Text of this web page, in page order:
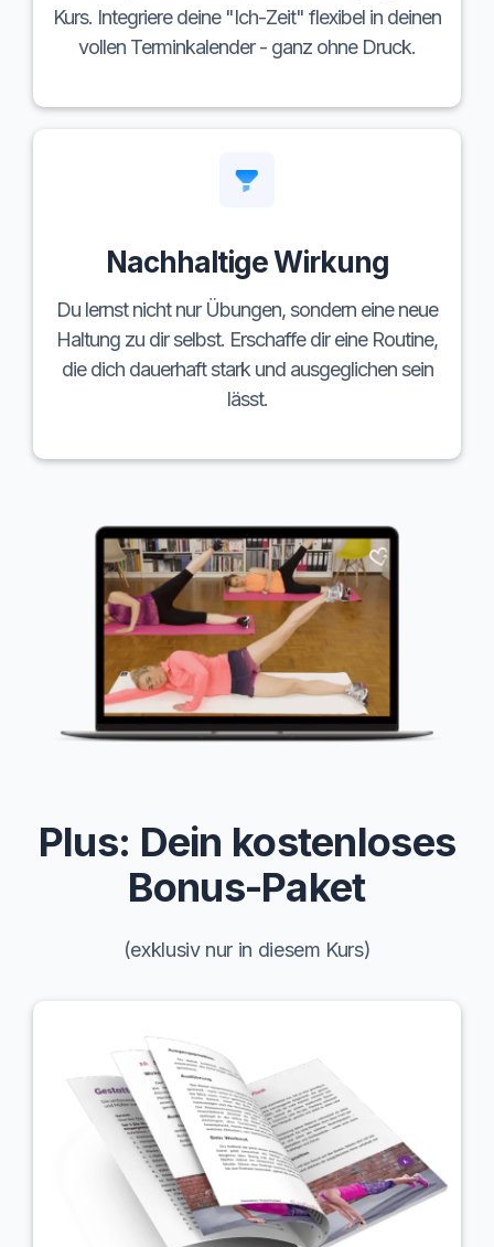
Kurs. Integriere deine "Ich-Zeit" flexibel in deinen
vollen Terminkalender - ganz ohne Druck.
Nachhaltige Wirkung
Du lernst nicht nur Übungen, sondern eine neue
Haltung zu dir selbst. Erschaffe dir eine Routine,
die dich dauerhaft stark und ausgeglichen sein
lässt.
Plus: Dein kostenloses
Bonus-Paket
(exklusiv nur in diesem Kurs)